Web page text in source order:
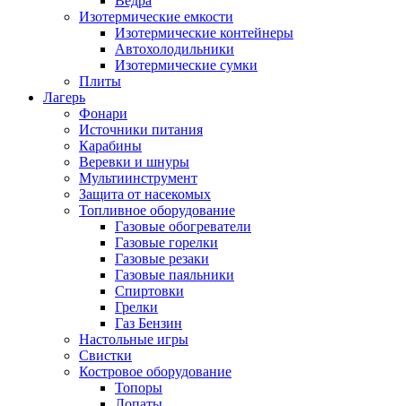
Изотермические емкости
Изотермические контейнеры
Автохолодильники
Изотермические сумки
Плиты
Лагерь
Фонари
Источники питания
Карабины
Веревки и шнуры
Мультиинструмент
Защита от насекомых
Топливное оборудование
Газовые обогреватели
Газовые горелки
Газовые резаки
Газовые паяльники
Спиртовки
Грелки
Газ Бензин
Настольные игры
Свистки
Костровое оборудование
Топоры